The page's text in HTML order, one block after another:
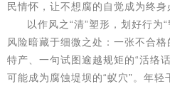
民情怀，让不想腐的自觉成为终身
以作风之“清”塑形，划好行为
风险暗藏于细微之处：一张不合
特产、一句试图逾越规矩的“活络
可能成为腐蚀堤坝的“蚁穴”。年